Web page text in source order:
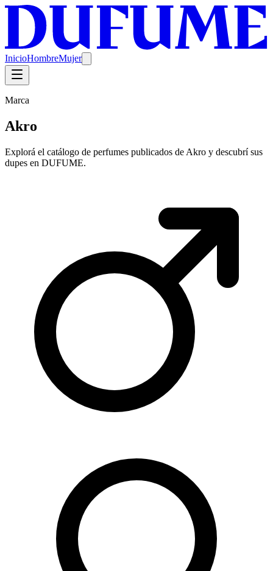
InicioHombreMujer
Marca
Akro
Explorá el catálogo de perfumes publicados de Akro y descubrí sus
dupes en DUFUME.